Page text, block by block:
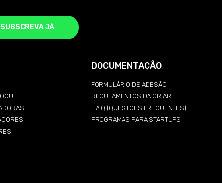
SUBSCREVA JÁ
DOCUMENTAÇÃO
FORMULÁRIO DE ADESÃO
REGULAMENTOS DA CRIAR
F.A.Q (QUESTÕES FREQUENTES)
PROGRAMAS PARA STARTUPS